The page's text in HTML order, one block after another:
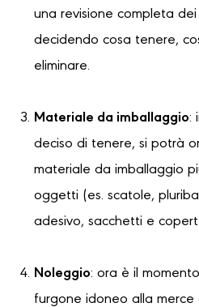
una revisione completa
decidendo cosa tenere,
eliminare.
Materiale da imballaggio:
deciso di tenere, si potrà
materiale da imballaggio
oggetti (es. scatole,
adesivo, sacchetti e
Noleggio: ora è il
furgone idoneo alla